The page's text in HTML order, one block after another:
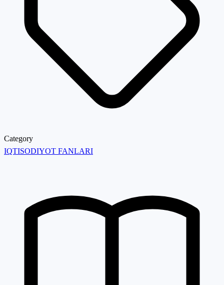
Category
IQTISODIYOT FANLARI